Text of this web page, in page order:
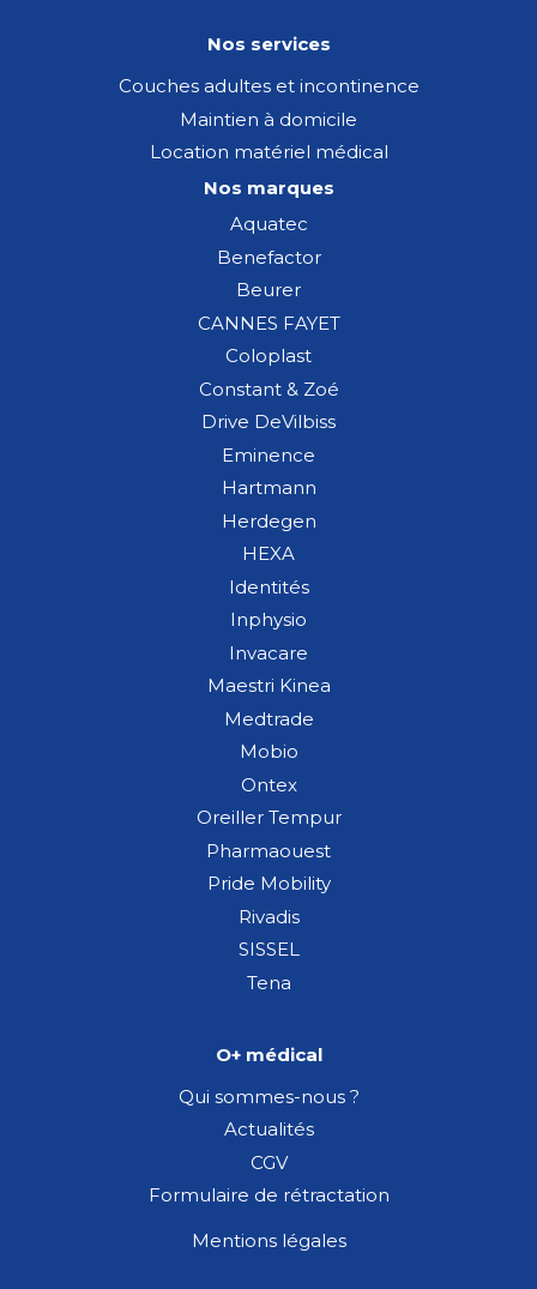
Nos services
Couches adultes et incontinence
Maintien à domicile
Location matériel médical
Nos marques
Aquatec
Benefactor
Beurer
CANNES FAYET
Coloplast
Constant & Zoé
Drive DeVilbiss
Eminence
Hartmann
Herdegen
HEXA
Identités
Inphysio
Invacare
Maestri Kinea
Medtrade
Mobio
Ontex
Oreiller Tempur
Pharmaouest
Pride Mobility
Rivadis
SISSEL
Tena
O+ médical
Qui sommes-nous ?
Actualités
CGV
Formulaire de rétractation
Mentions légales